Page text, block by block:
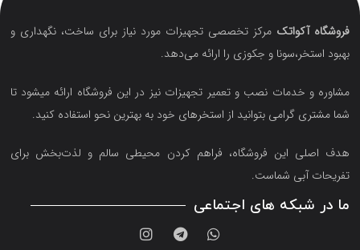
فروشگاه آکواتک مرکز تخصصی تجهیزات مورد نیاز برای ساخت، نگهداری و
بهبود استخر،سونا و جکوزی را ارائه می‌دهد.
مشاوره و خدمات نصب و تعمیر تجهیزات نیز در این فروشگاه ارائه میشود تا
شما مشتری گرامی بتوانید از استخرهای خود به بهترین نحو استفاده کنید.
هدف اصلی این فروشگاه‌، فراهم کردن محیطی سالم و لذت‌بخش برای
تفریحات آبی شماست.
ما در شبکه های اجتماعی